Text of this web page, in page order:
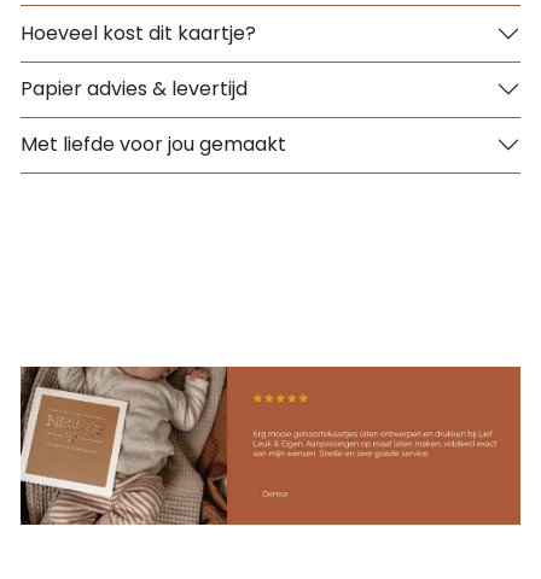
Hoeveel kost dit kaartje?
Papier advies & levertijd
Met liefde voor jou gemaakt